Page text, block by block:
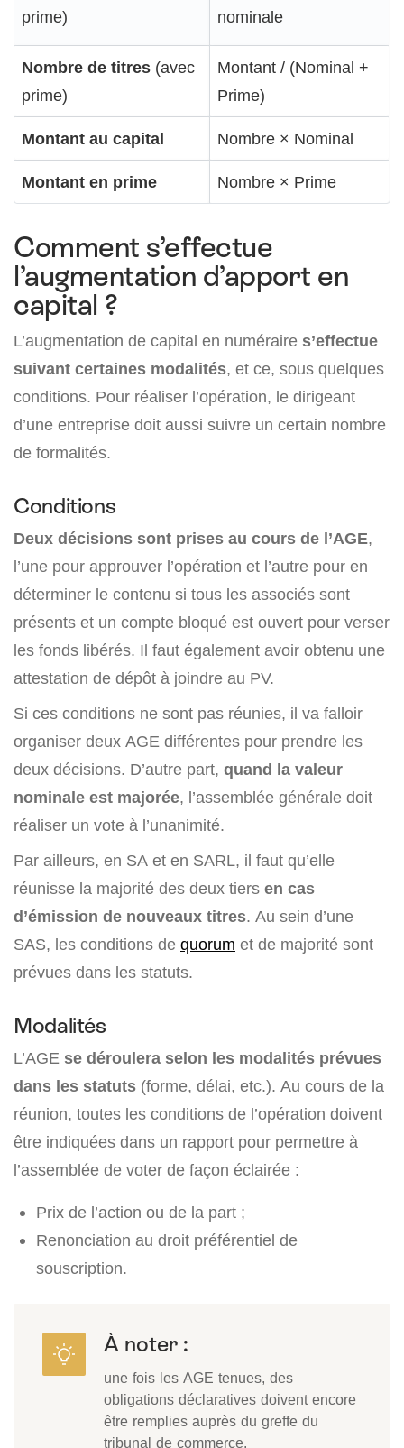
prime)
nominale
Nombre de titres (avec
prime)
Montant / (Nominal +
Prime)
Montant au capital Nombre × Nominal
Montant en prime Nombre × Prime
Comment s’effectue
l’augmentation d’apport en
capital ?
L’augmentation de capital en numéraire s’effectue
suivant certaines modalités, et ce, sous quelques
conditions. Pour réaliser l’opération, le dirigeant
d’une entreprise doit aussi suivre un certain nombre
de formalités.
Conditions
Deux décisions sont prises au cours de l’AGE,
l’une pour approuver l’opération et l’autre pour en
déterminer le contenu si tous les associés sont
présents et un compte bloqué est ouvert pour verser
les fonds libérés. Il faut également avoir obtenu une
attestation de dépôt à joindre au PV.
Si ces conditions ne sont pas réunies, il va falloir
organiser deux AGE différentes pour prendre les
deux décisions. D’autre part, quand la valeur
nominale est majorée, l’assemblée générale doit
réaliser un vote à l’unanimité.
Par ailleurs, en SA et en SARL, il faut qu’elle
réunisse la majorité des deux tiers en cas
d’émission de nouveaux titres. Au sein d’une
SAS, les conditions de quorum et de majorité sont
prévues dans les statuts.
Modalités
L’AGE se déroulera selon les modalités prévues
dans les statuts (forme, délai, etc.). Au cours de la
réunion, toutes les conditions de l’opération doivent
être indiquées dans un rapport pour permettre à
l’assemblée de voter de façon éclairée :
Prix de l’action ou de la part ;
Renonciation au droit préférentiel de
souscription.
À noter :
une fois les AGE tenues, des
obligations déclaratives doivent encore
être remplies auprès du greffe du
tribunal de commerce.